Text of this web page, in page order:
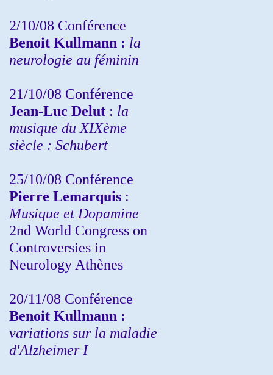
2/10/08 Conférence
Benoit Kullmann : la
neurologie au féminin
21/10/08 Conférence
Jean-Luc Delut : la
musique du XIXème
siècle : Schubert
25/10/08 Conférence
Pierre Lemarquis :
Musique et Dopamine
2nd World Congress on
Controversies in
Neurology Athènes
20/11/08 Conférence
Benoit Kullmann :
variations sur la maladie
d'Alzheimer I